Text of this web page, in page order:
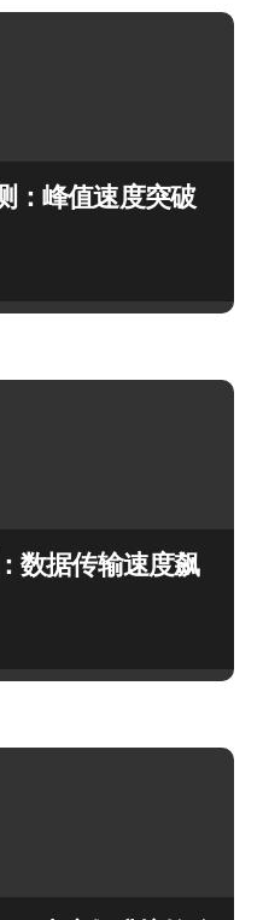
：峰值速度突破
数据传输速度飙